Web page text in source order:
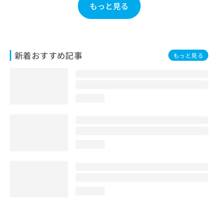
もっと見る
新着おすすめ記事 もっと見る
せ